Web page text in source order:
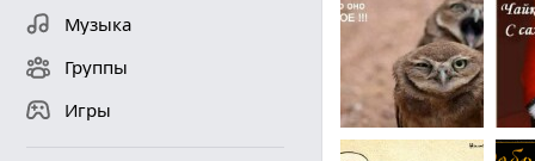
Музыка
Группы
Игры